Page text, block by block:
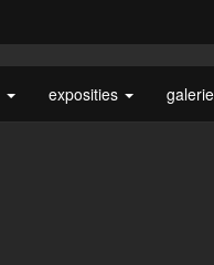
exposities galerie